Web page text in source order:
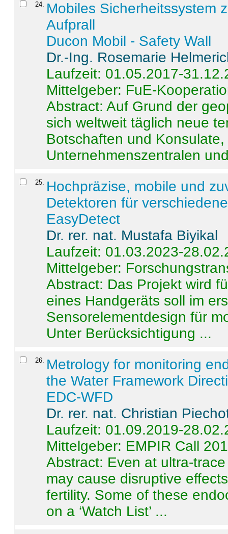
24. Mobiles Sicherheitssystem
Aufprall
Ducon Mobil - Safety Wall
Dr.-Ing. Rosemarie
Laufzeit: 01.05.2017-
Mittelgeber: FuE-
Abstract:Auf Grund der
sich weltweit täglich neue
Botschaften und
Unternehmenszentralen
25. Hochpräzise, mobile und
Detektoren für
EasyDetect
Dr. rer. nat. Mustafa Biyikal
Laufzeit: 01.03.2023-
Mittelgeber:
Abstract: Das Projekt wird
eines Handgeräts soll im
Sensorelementdesign für
Unter Berücksichtigung ...
26. Metrology for monitoring
the Water Framework
EDC-WFD
Dr. rer. nat. Christian
Laufzeit: 01.09.2019-
Mittelgeber: EMPIR Call
Abstract: Even at ultra-
may cause disruptive
fertility. Some of these
on a ‘Watch List’ ...